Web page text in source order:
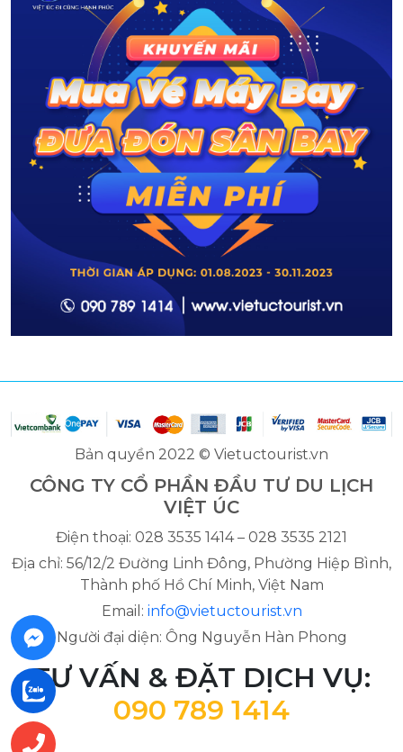
Bản quyền 2022 © Vietuctourist.vn
CÔNG TY CỔ PHẦN ĐẦU TƯ DU LỊCH
VIỆT ÚC
Điện thoại: 028 3535 1414 – 028 3535 2121
Địa chỉ: 56/12/2 Đường Linh Đông, Phường Hiệp Bình,
Thành phố Hồ Chí Minh, Việt Nam
Email: info@vietuctourist.vn
Người đại diện: Ông Nguyễn Hàn Phong
TƯ VẤN & ĐẶT DỊCH VỤ:
090 789 1414